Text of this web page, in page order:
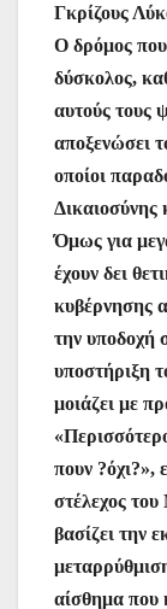
Γκρίζους
Ο δρόμος που
δύσκολος,
αυτούς τους
αποξενώσει
οποίοι
Δικαιοσύνης
Όμως για
έχουν δει
κυβέρνησης
την υποδοχή
υποστήριξη
μοιάζει με
πουν ?όχι?»,
στέλεχος του
βασίζει την
αίσθημα που